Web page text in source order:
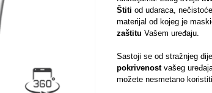
Štiti od udaraca,
materijal od kojeg je
zaštitu Vašem uređaju.
Sastoji se od stražnjeg
pokrivenostvašeg
možete nesmetano